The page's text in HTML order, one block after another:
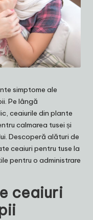
simptome ale
Pe lângă
ceaiurile din plante
calmarea tusei și
Descoperă alături de
ceaiuri pentru tuse la
pentru o administrare
ceaiuri